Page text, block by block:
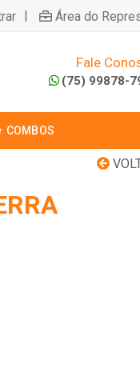
| Área do
Fale
(75) 99878-
COMBOS